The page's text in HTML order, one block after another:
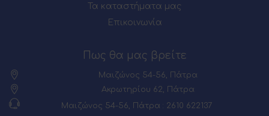
Τα καταστήματα μας
Επικοινωνία
Πως θα μας βρείτε
Μαιζώνος 54-56, Πάτρα
Ακρωτηρίου 62, Πάτρα
Μαιζώνος 54-56, Πάτρα : 2610 622137